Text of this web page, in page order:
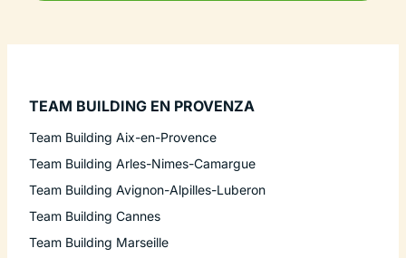
TEAM BUILDING EN PROVENZA
Team Building Aix-en-Provence
Team Building Arles-Nimes-Camargue
Team Building Avignon-Alpilles-Luberon
Team Building Cannes
Team Building Marseille